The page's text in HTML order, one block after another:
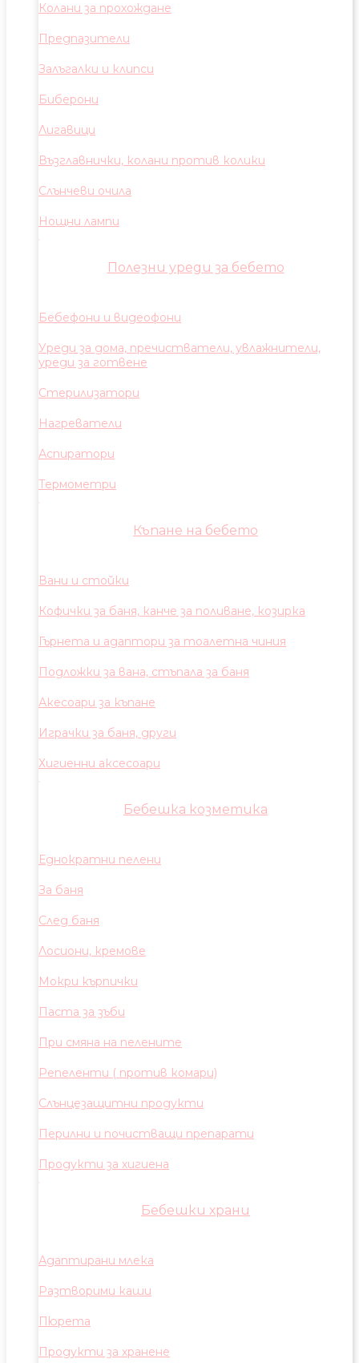
Колани за прохождане
Предпазители
Залъгалки и клипси
Биберони
Лигавици
Възглавнички, колани против колики
Слънчеви очила
Нощни лампи
Полезни уреди за бебето
Бебефони и видеофони
Уреди за дома, пречистватели, увлажнители,
уреди за готвене
Стерилизатори
Нагреватели
Аспиратори
Термометри
Къпане на бебето
Вани и стойки
Кофички за баня, канче за поливане, козирка
Гърнета и адаптори за тоалетна чиния
Подложки за вана, стъпала за баня
Акесоари за къпане
Играчки за баня, други
Хигиенни аксесоари
Бебешка козметика
Еднократни пелени
За баня
След баня
Лосиони, кремове
Мокри кърпички
Паста за зъби
При смяна на пелените
Репеленти ( против комари)
Слънцезащитни продукти
Перилни и почистващи препарати
Продукти за хигиена
Бебешки храни
Адаптирани млека
Разтворими каши
Пюрета
Продукти за хранене